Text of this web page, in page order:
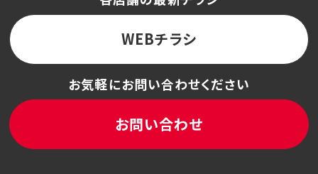
WEBチラシ
お気軽にお問い合わせください
お問い合わせ